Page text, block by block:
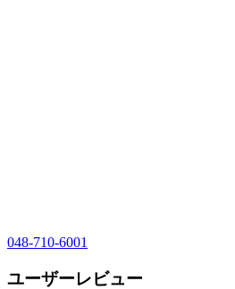
048-710-6001
ユーザーレビュー